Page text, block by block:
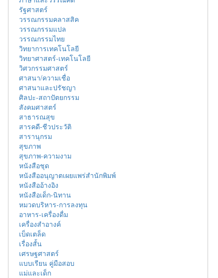
รัฐศาสตร์
วรรณกรรมคลาสสิค
วรรณกรรมแปล
วรรณกรรมไทย
วิทยาการเทคโนโลยี
วิทยาศาสตร์-เทคโนโลยี
วิศวกรรมศาสตร์
ศาสนา/ความเชื่อ
ศาสนาและปรัชญา
ศิลปะ-สถาปัตยกรรม
สังคมศาสตร์
สาธารณสุข
สารคดี-ชีวประวัติ
สารานุกรม
สุขภาพ
สุขภาพ-ความงาม
หนังสือชุด
หนังสืออนุญาตเผยแพร่สำนักพิมพ์
หนังสืออ้างอิง
หนังสือเด็ก-นิทาน
หมวดบริหาร-การลงทุน
อาหาร-เครื่องดื่ม
เครื่องสำอางค์
เบ็ดเตล็ด
เรื่องสั้น
เศรษฐศาสตร์
แบบเรียน คู่มือสอบ
แม่และเด็ก